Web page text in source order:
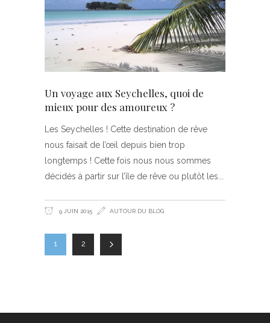
Un voyage aux Seychelles, quoi de
mieux pour des amoureux ?
Les Seychelles ! Cette destination de rêve
nous faisait de l’œil depuis bien trop
longtemps ! Cette fois nous nous sommes
décidés à partir sur l’île de rêve ou plutôt les
9 JUIN 2015 AUTOUR DU BLOG
1 2